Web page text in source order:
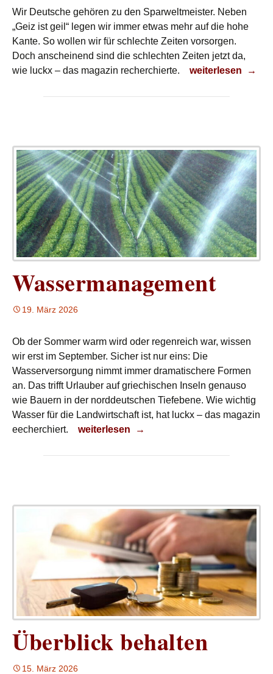
Wir Deutsche gehören zu den Sparweltmeister. Neben
„Geiz ist geil“ legen wir immer etwas mehr auf die hohe
Kante. So wollen wir für schlechte Zeiten vorsorgen.
Doch anscheinend sind die schlechten Zeiten jetzt da,
wie luckx – das magazin recherchierte.
Es wird immer
weiterlesen →
Wassermanagement
19. März 2026
Ob der Sommer warm wird oder regenreich war, wissen
wir erst im September. Sicher ist nur eins: Die
Wasserversorgung nimmt immer dramatischere Formen
an. Das trifft Urlauber auf griechischen Inseln genauso
wie Bauern in der norddeutschen Tiefebene. Wie wichtig
Wasser für die Landwirtschaft ist, hat luckx – das magazin
eecherchiert.
Wassermanagement
weiterlesen →
Überblick behalten
15. März 2026